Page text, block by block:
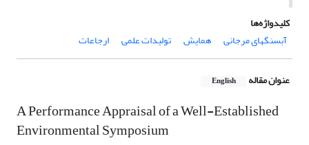
کلیدواژه‌ها
آبسنگهای مرجانی
همایش تولیدات علمی ارجاعات
عنوان مقاله English
A Performance Appraisal of a Well-Established
Environmental Symposium